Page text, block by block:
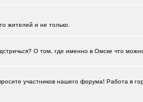
жителей и не только.
О том, где именно в Омске что
участников нашего форума! Работа в